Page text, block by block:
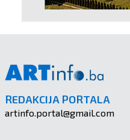
REDAKCIJA PORTALA
artinfo.portal@gmail.com